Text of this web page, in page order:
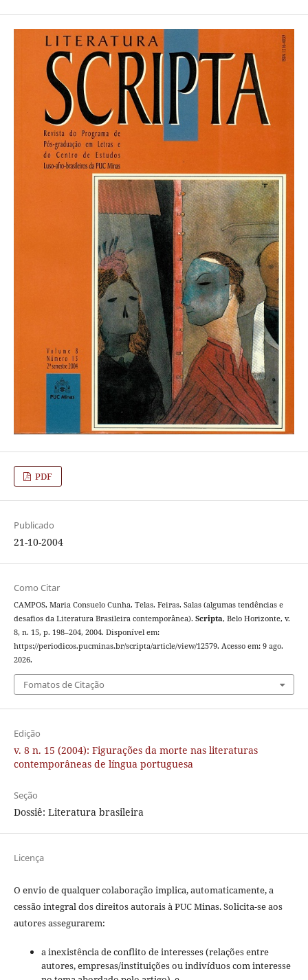
PDF
Publicado
21-10-2004
Como Citar
CAMPOS, Maria Consuelo Cunha. Telas. Feiras. Salas (algumas tendências e
desafios da Literatura Brasileira contemporânea). Scripta, Belo Horizonte, v.
8, n. 15, p. 198–204, 2004. Disponível em:
https://periodicos.pucminas.br/scripta/article/view/12579. Acesso em: 9 ago.
2026.
Fomatos de Citação
Edição
v. 8 n. 15 (2004): Figurações da morte nas literaturas
contemporâneas de língua portuguesa
Seção
Dossiê: Literatura brasileira
Licença
O envio de qualquer colaboração implica, automaticamente, a
cessão integral dos direitos autorais à PUC Minas. Solicita-se aos
autores assegurarem:
a inexistência de conflito de interesses (relações entre
autores, empresas/instituições ou indivíduos com interesse